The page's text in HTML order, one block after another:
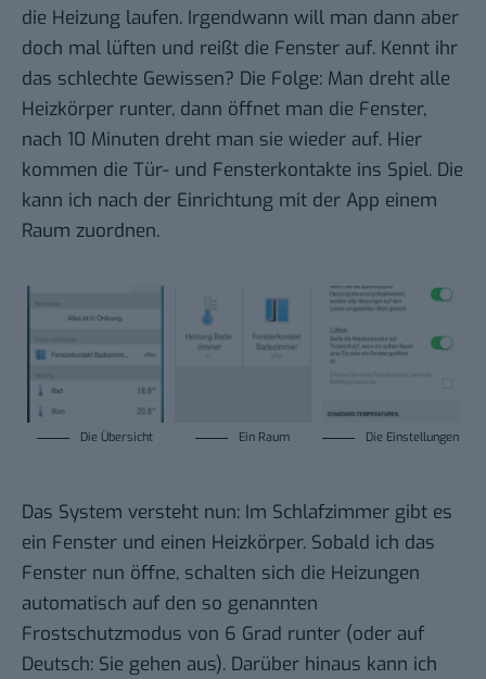
die Heizung laufen. Irgendwann will man dann aber
doch mal lüften und reißt die Fenster auf. Kennt ihr
das schlechte Gewissen? Die Folge: Man dreht alle
Heizkörper runter, dann öffnet man die Fenster,
nach 10 Minuten dreht man sie wieder auf. Hier
kommen die Tür- und Fensterkontakte ins Spiel. Die
kann ich nach der Einrichtung mit der App einem
Raum zuordnen.
Die Übersicht Ein Raum Die Einstellungen
Das System versteht nun: Im Schlafzimmer gibt es
ein Fenster und einen Heizkörper. Sobald ich das
Fenster nun öffne, schalten sich die Heizungen
automatisch auf den so genannten
Frostschutzmodus von 6 Grad runter (oder auf
Deutsch: Sie gehen aus). Darüber hinaus kann ich